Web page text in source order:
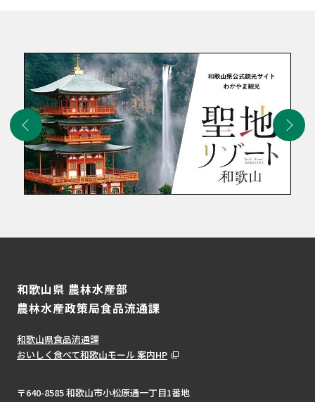
和歌山県 農林水産部
農林水産政策局食品流通課
和歌山県食品流通課
おいしく食べて和歌山モール 案内HP
〒640-8585 和歌山市小松原通一丁目1番地